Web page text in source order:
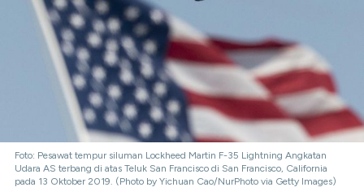
Foto: Pesawat tempur siluman Lockheed Martin F-35 Lightning Angkatan
Udara AS terbang di atas Teluk San Francisco di San Francisco, California
pada 13 Oktober 2019. (Photo by Yichuan Cao/NurPhoto via Getty Images)